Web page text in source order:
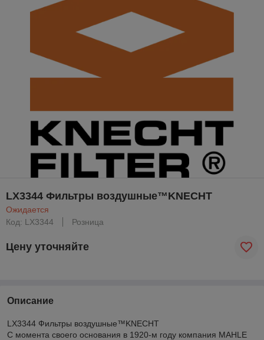
LX3344 Фильтры воздушные™KNECHT
Ожидается
Код: LX3344
Розница
Цену уточняйте
Описание
LX3344 Фильтры воздушные™KNECHT
С момента своего основания в 1920-м году компания MAHLE